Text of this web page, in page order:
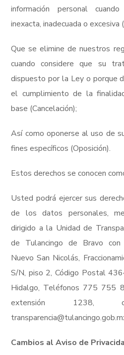
información personal
inexacta, inadecuada o excesiva
Que se elimine de nuestros
cuando considere que su
dispuesto por la Ley o porque
el cumplimiento de la
base (Cancelación);
Así como oponerse al uso de
fines específicos (Oposición).
Estos derechos se conocen
Usted podrá ejercer sus
de los datos personales,
dirigido a la Unidad de
de Tulancingo de Bravo
Nuevo San Nicolás,
S/N, piso 2, Código Postal
Hidalgo, Teléfonos 775 755
extensión 1238,
Cambios al Aviso de